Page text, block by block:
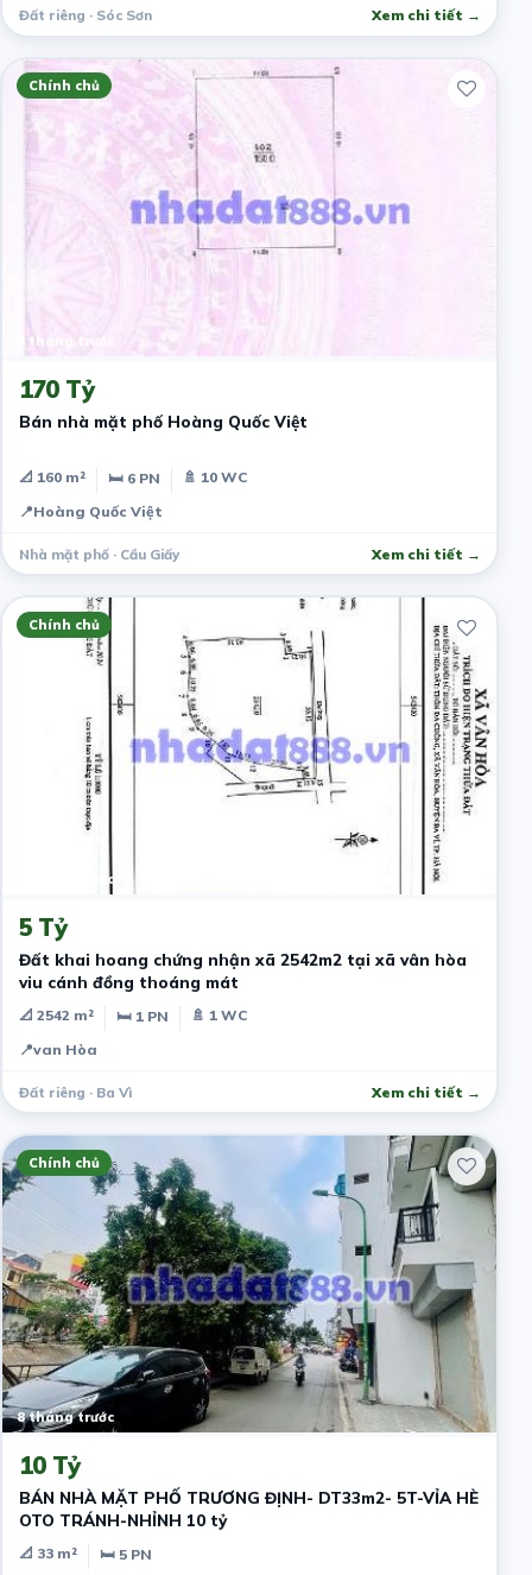
Đất riêng · Sóc Sơn Xem chi tiết →
Chính chủ
8 tháng trước
170 Tỷ
Bán nhà mặt phố Hoàng Quốc Việt
📐 160 m² 🛏 6 PN
🚿 10 WC
📍Hoàng Quốc Việt
Nhà mặt phố · Cầu Giấy Xem chi tiết →
Chính chủ
8 tháng trước
5 Tỷ
Đất khai hoang chứng nhận xã 2542m2 tại xã vân hòa
viu cánh đồng thoáng mát
📐 2542 m² 🛏 1 PN
🚿 1 WC
📍van Hòa
Đất riêng · Ba Vì Xem chi tiết →
Chính chủ
8 tháng trước
10 Tỷ
BÁN NHÀ MẶT PHỐ TRƯƠNG ĐỊNH- DT33m2- 5T-VỈA HÈ
OTO TRÁNH-NHỈNH 10 tỷ
📐 33 m²
🛏 5 PN